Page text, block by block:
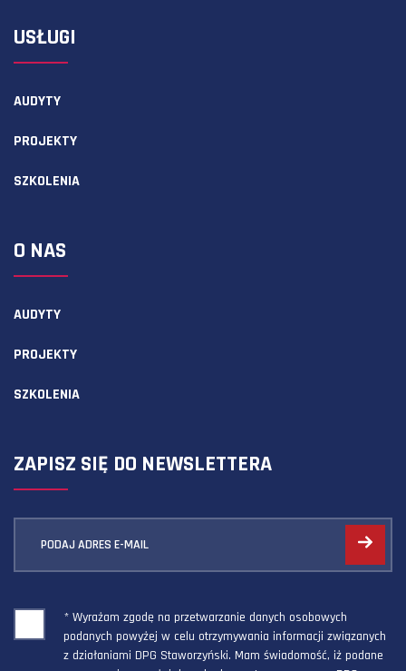
USŁUGI
AUDYTY
PROJEKTY
SZKOLENIA
O NAS
AUDYTY
PROJEKTY
SZKOLENIA
ZAPISZ SIĘ DO NEWSLETTERA
PODAJ ADRES E-MAIL
* Wyrażam zgodę na przetwarzanie danych osobowych
podanych powyżej w celu otrzymywania informacji związanych
z działaniami DPG Staworzyński. Mam świadomość, iż podane